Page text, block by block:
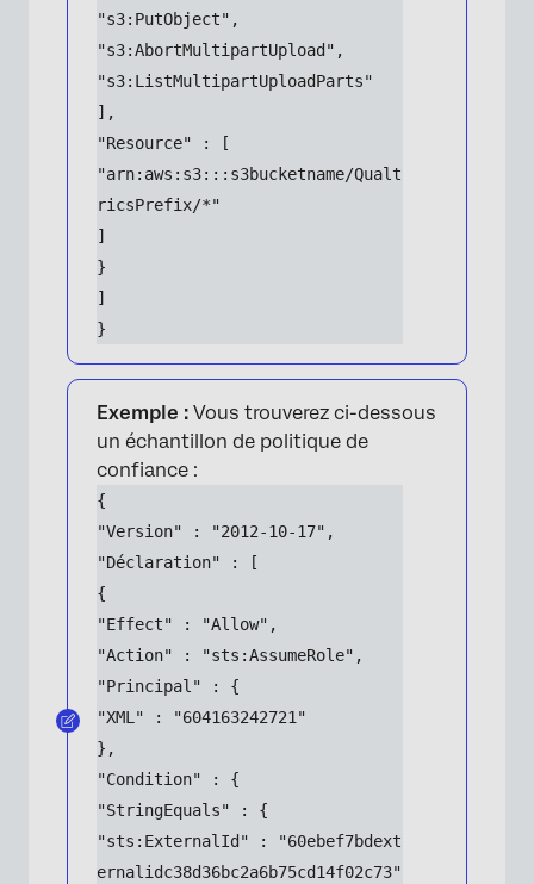
"s3:PutObject",
"s3:AbortMultipartUpload",
"s3:ListMultipartUploadParts"
],
"Resource" : [
"arn:aws:s3:::s3bucketname/Qualt
ricsPrefix/*"
]
}
]
}
Exemple : Vous trouverez ci-dessous
un échantillon de politique de
confiance :
{
"Version" : "2012-10-17",
"Déclaration" : [
{
"Effect" : "Allow",
"Action" : "sts:AssumeRole",
"Principal" : {
"XML" : "604163242721"
},
"Condition" : {
"StringEquals" : {
"sts:ExternalId" : "60ebef7bdext
ernalidc38d36bc2a6b75cd14f02c73"